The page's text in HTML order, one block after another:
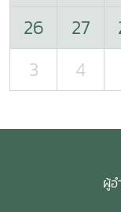
26
27
3
4
ผู้อ